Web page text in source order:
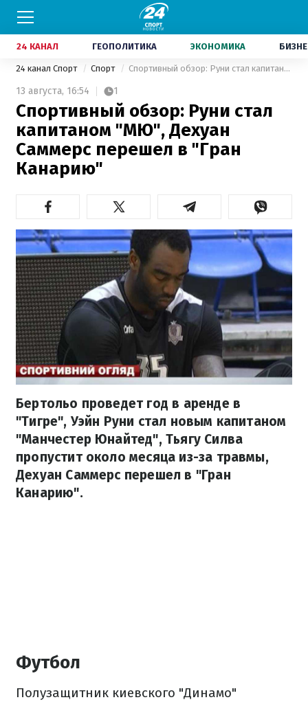
24 КАНАЛ ГЕОПОЛИТИКА ЭКОНОМИКА
24 канал Спорт Спорт Спортивный обзор: Руни стал капитаном "МЮ", Дехуан Саммерс перешел в "Гран Канарию"
13 августа, 16:54 1
Спортивный обзор: Руни стал
капитаном "МЮ", Дехуан
Саммерс перешел в "Гран
Канарию"
Бертольо проведет год в аренде в
"Тигре", Уэйн Руни стал новым капитаном
"Манчестер Юнайтед", Тьягу Силва
пропустит около месяца из-за травмы,
Дехуан Саммерс перешел в "Гран
Канарию".
Футбол
Полузащитник киевского "Динамо"